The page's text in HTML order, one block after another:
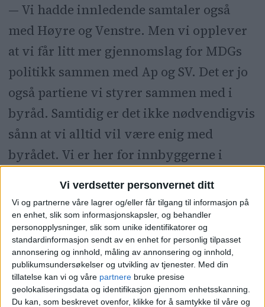
Vi verdsetter personvernet ditt
Vi og partnerne våre lagrer og/eller får tilgang til informasjon på
en enhet, slik som informasjonskapsler, og behandler
personopplysninger, slik som unike identifikatorer og
standardinformasjon sendt av en enhet for personlig tilpasset
annonsering og innhold, måling av annonsering og innhold,
publikumsundersøkelser og utvikling av tjenester. Med din
tillatelse kan vi og våre partnere bruke presise
geolokaliseringsdata og identifikasjon gjennom enhetsskanning.
Du kan, som beskrevet ovenfor, klikke for å samtykke til våre og
— Vi hadde innledende samtaler også
med Høyre og Venstre. Men vi opplever
at vi får litt mer gjennomslag for MDGs
politikk sammen med Ap og SV. Det er jo
også partiene vi styrer sammen med i
byråd. Samtidig er det ikke nødvendigvis
sånn at vi alltid vil være enig med
byrådet. Vi er her for innbyggerne i
sier MDGs nyvalgte leder av
bydelsutvalget.
Les også:—Jeg er grønn feminist, sier
Almaz Asfaha (MDG). 29-åringen blir
ny leder av Sagene bydelsutvalg